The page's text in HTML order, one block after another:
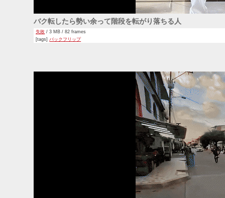
バク転したら勢い余って階段を転がり落ちる人
失敗 / 3 MB / 82 frames
[tags] バックフリップ